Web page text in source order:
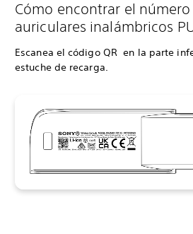
Cómo encontrar el número
auriculares inalámbricos
Escanea el código QR en la parte
estuche de recarga.